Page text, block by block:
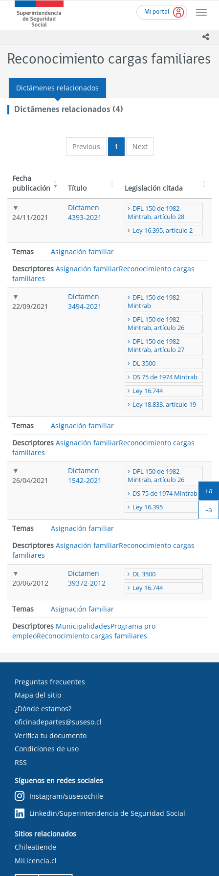
contenido
Mi portal
Toggle
Superintendencia
de
-
de
Chile
Reconocimiento cargas familiares
Dictámenes relacionados
Dictámenes relacionados (4)
Previous 1 Next
Fecha
publicación
Título Legislación citada
24/11/2021
Dictamen
4393-2021
DFL 150 de 1982
Mintrab, artículo 28
Ley 16.395, artículo 2
Temas
Asignación familiar
Descriptores Asignación familiarReconocimiento cargas
familiares
22/09/2021
Dictamen
3494-2021
DFL 150 de 1982
Mintrab
DFL 150 de 1982
Mintrab, artículo 26
DFL 150 de 1982
Mintrab, artículo 27
DL 3500
DS 75 de 1974 Mintrab
Ley 16.744
Ley 18.833, artículo 19
Temas
Asignación familiar
Descriptores Asignación familiarReconocimiento cargas
familiares
26/04/2021
Dictamen
1542-2021
DFL 150 de 1982
Mintrab, artículo 26
DS 75 de 1974 Mintrab
Ley 16.395
Temas
Asignación familiar
Descriptores Asignación familiarReconocimiento cargas
familiares
20/06/2012
Dictamen
39372-2012
DL 3500
Ley 16.744
Temas
Asignación familiar
Descriptores MunicipalidadesPrograma pro
empleoReconocimiento cargas familiares
Preguntas frecuentes
Mapa del sitio
¿Dónde estamos?
oficinadepartes@suseso.cl
Verifica tu documento
Condiciones de uso
RSS
Síguenos en redes sociales
Instagram/susesochile
Linkedin/Superintendencia de Seguridad Social
Sitios relacionados
Chileatiende
MiLicencia.cl
+a
-a